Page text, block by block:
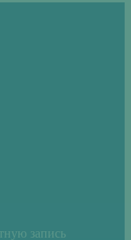
запись